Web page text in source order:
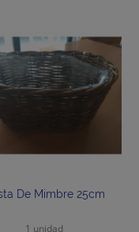
De Mimbre 25cm
1 unidad